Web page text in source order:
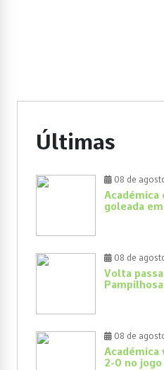
Últimas
08 de
Académica
goleada
08 de
Volta
08 de
Académica
2-0 no jogo